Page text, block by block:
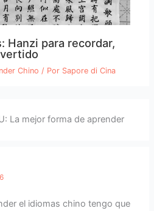
Hanzi para recordar,
Chino / Por Sapore di Cina
La mejor forma de aprender
el idiomas chino tengo que